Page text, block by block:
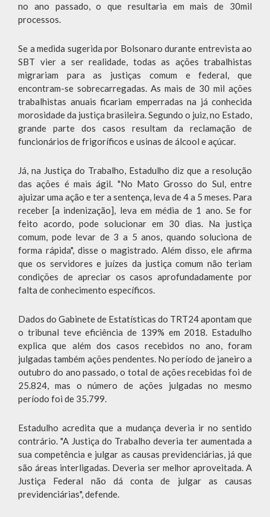
no ano passado, o que resultaria em mais de 30mil
processos.
Se a medida sugerida por Bolsonaro durante entrevista ao
SBT vier a ser realidade, todas as ações trabalhistas
migrariam para as justiças comum e federal, que
encontram-se sobrecarregadas. As mais de 30 mil ações
trabalhistas anuais ficariam emperradas na já conhecida
morosidade da justiça brasileira. Segundo o juiz, no Estado,
grande parte dos casos resultam da reclamação de
funcionários de frigoríficos e usinas de álcool e açúcar.
Já, na Justiça do Trabalho, Estadulho diz que a resolução
das ações é mais ágil. "No Mato Grosso do Sul, entre
ajuizar uma ação e ter a sentença, leva de 4 a 5 meses. Para
receber [a indenização], leva em média de 1 ano. Se for
feito acordo, pode solucionar em 30 dias. Na justiça
comum, pode levar de 3 a 5 anos, quando soluciona de
forma rápida", disse o magistrado. Além disso, ele afirma
que os servidores e juízes da justiça comum não teriam
condições de apreciar os casos aprofundadamente por
falta de conhecimento específicos.
Dados do Gabinete de Estatísticas do TRT24 apontam que
o tribunal teve eficiência de 139% em 2018. Estadulho
explica que além dos casos recebidos no ano, foram
julgadas também ações pendentes. No período de janeiro a
outubro do ano passado, o total de ações recebidas foi de
25.824, mas o número de ações julgadas no mesmo
período foi de 35.799.
Estadulho acredita que a mudança deveria ir no sentido
contrário. "A Justiça do Trabalho deveria ter aumentada a
sua competência e julgar as causas previdenciárias, já que
são áreas interligadas. Deveria ser melhor aproveitada. A
Justiça Federal não dá conta de julgar as causas
previdenciárias", defende.